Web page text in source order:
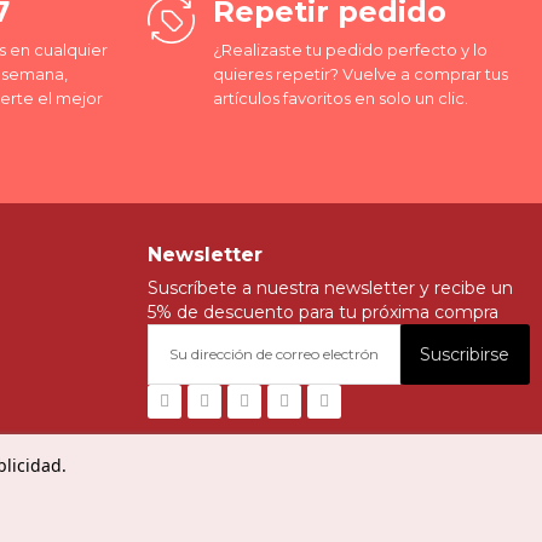
en cualquier
el mejor
Repetir pedido
¿Realizaste tu pedido perfecto y lo
quieres repetir? Vuelve a comprar tus
artículos favoritos en solo un clic.
Newsletter
Suscríbete a nuestra newsletter y recibe un
5% de descuento para tu próxima compra
Suscribirse